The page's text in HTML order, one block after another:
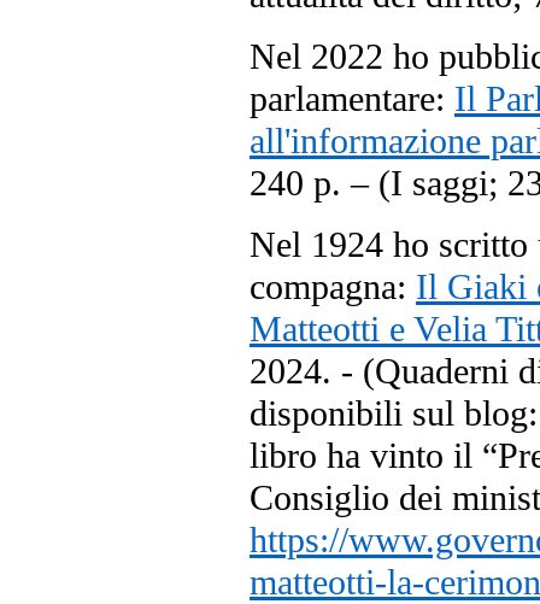
Nel 2022 ho
parlamentare: Il
all'informazione
240 p. – (I saggi;
Nel 1924 ho scritto
compagna: Il Giaki
Matteotti e Velia
2024. - (Quaderni
disponibili sul
libro ha vinto il
Consiglio dei
https://
matteotti-la-